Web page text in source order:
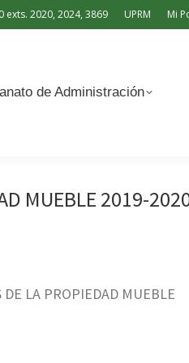
exts. 2020, 2024, 3869 UPRM Mi
de Administración
MUEBLE 2019-
LA PROPIEDAD MUEBLE